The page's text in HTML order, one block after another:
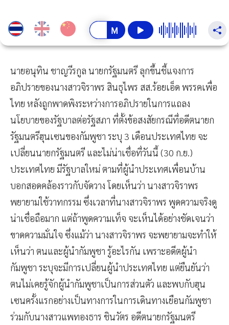
นายอนุทิน ชาญวีรกูล นายกรัฐมนตรี ลุกขึ้นชี้แจงการ
อภิปรายของนางสาวจิราพร สินธุไพร สส.ร้อยเอ็ด พรรคเพื่อ
ไทย หลังถูกพาดพิงระหว่างการอภิปรายในการแถลง
นโยบายของรัฐบาลต่อรัฐสภา ที่ตั้งข้อสงสัยกรณีที่อดีตนายก
รัฐมนตรีฮุนเซนของกัมพูชา ระบุ 3 เดือนประเทศไทย จะ
เปลี่ยนนายกรัฐมนตรี และไม่น่าเชื่อที่วันนี้ (30 ก.ย.)
ประเทศไทย มีรัฐบาลใหม่ ตามที่ผู้นำประเทศเพื่อนบ้าน
บอกสอดคล้องราวกับจัดวาง โดยเห็นว่า นางสาวจิราพร
พยายามใช้วาทกรรม ซึ่งเวลาที่นางสาวจิราพร พูดความจริงดู
น่าเชื่อถือมาก แต่ถ้าพูดความเท็จ จะเห็นได้อย่างชัดเจนว่า
ขาดความมั่นใจ ซึ่งแม้ว่า นางสาวจิราพร จะพยายามจะทำให้
เห็นว่า ตนและผู้นำกัมพูชา รู้อะไรกัน เพราะอดีตผู้นำ
กัมพูชา ระบุจะมีการเปลี่ยนผู้นำประเทศไทย แต่ยืนยันว่า
ตนไม่เคยรู้จักผู้นำกัมพูชาเป็นการส่วนตัว และพบกับฮุน
เซนครั้งแรกอย่างเป็นทางการในการเดินทางเยือนกัมพูชา
ร่วมกับนางสาวแพทองธาร ชินวัตร อดีตนายกรัฐมนตรี